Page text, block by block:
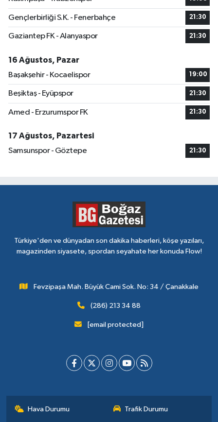
Gençlerbirliği S.K. - Fenerbahçe 21:30
Gaziantep FK - Alanyaspor 21:30
16 Ağustos, Pazar
Başakşehir - Kocaelispor
19:00
Beşiktaş - Eyüpspor 21:30
Amed - Erzurumspor FK 21:30
17 Ağustos, Pazartesi
Samsunspor - Göztepe
21:30
Türkiye'den ve dünyadan son dakika haberleri, köşe yazıları,
magazinden siyasete, spordan seyahate her konuda Flow!
Fevzipaşa Mah. Büyük Cami Sok. No: 34 / Çanakkale
(286) 213 34 88
[email protected]
Hava Durumu Trafik Durumu